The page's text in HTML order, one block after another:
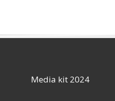
Media kit 2024